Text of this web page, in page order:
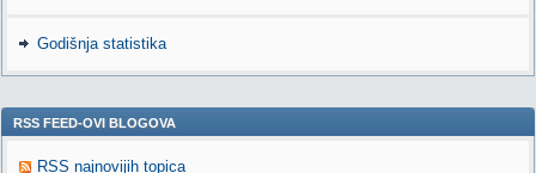
Godišnja statistika
RSS FEED-OVI BLOGOVA
RSS najnovijih topica